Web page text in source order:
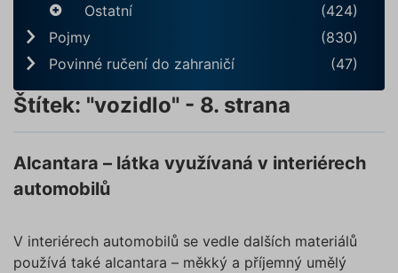
Ostatní
(424)
Pojmy
(830)
Povinné ručení do zahraničí
(47)
Štítek: "vozidlo" - 8. strana
Alcantara – látka využívaná v interiérech
automobilů
V interiérech automobilů se vedle dalších materiálů
používá také alcantara – měkký a příjemný umělý